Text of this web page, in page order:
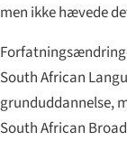
men ikke hævede
South African
grunduddannelse,
South African